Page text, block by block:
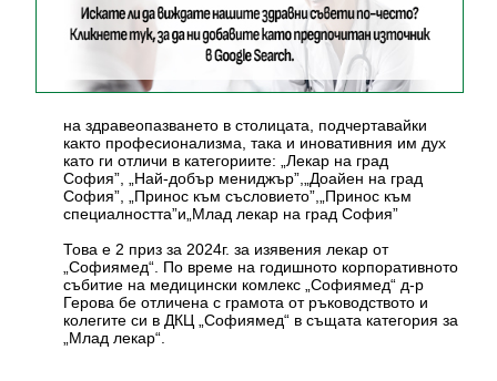
на здравеопазването в столицата, подчертавайки
както професионализма, така и иновативния им дух
като ги отличи в категориите: „Лекар на град
София”, „Най-добър мениджър”,„Доайен на град
София”, „Принос към съсловието”,„Принос към
специалността”и„Млад лекар на град София”
Това е 2 приз за 2024г. за изявения лекар от
„Софиямед“. По време на годишното корпоративното
събитие на медицински комлекс „Софиямед“ д-р
Герова бе отличена с грамота от ръководството и
колегите си в ДКЦ „Софиямед“ в същата категория за
„Млад лекар“.